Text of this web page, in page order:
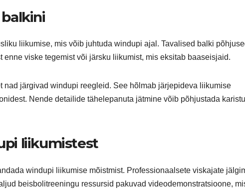
liikumise, mis võib juhtuda windupi ajal. Tavalised balki
viske tegemist või järsku liikumist, mis eksitab baaseisjaid.
nad järgivad windupi reegleid. See hõlmab järjepideva liikumise
Nende detailide tähelepanuta jätmine võib põhjustada
liikumistest
windupi liikumise mõistmist. Professionaalsete viskajate
beisbolitreeningu ressursid pakuvad videodemonstratsioone,